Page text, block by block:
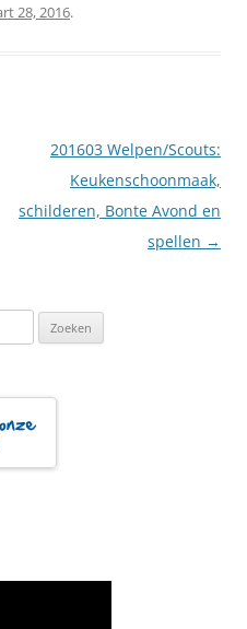
28, 2016.
201603 Welpen/Scouts:
Keukenschoonmaak,
schilderen, Bonte Avond en
spellen →